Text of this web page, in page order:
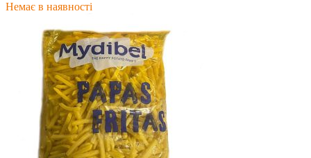
Немає в наявності